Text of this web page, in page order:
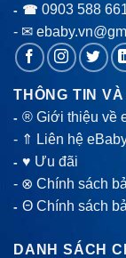
- ☎ 0903 588
- ✉
THÔNG TIN
-® Giới thiệu về
- ⇑ Liên hệ
-♥ Ưu đãi
- ⊗ Chính sách
-Θ Chính sách
DANH SÁCH